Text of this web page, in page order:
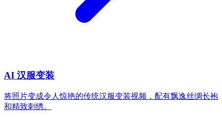
AI 汉服变装
将照片变成令人惊艳的传统汉服变装视频，配有飘逸丝绸长袍
和精致刺绣。